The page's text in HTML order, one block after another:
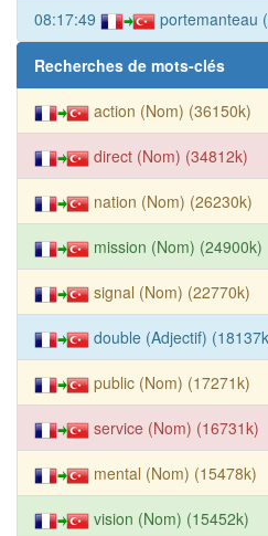
08:17:49 portemanteau
Recherches de mots-clés
action (Nom) (36150k)
direct (Nom) (34812k)
nation (Nom) (26230k)
mission (Nom) (24900k)
signal (Nom) (22770k)
double (Adjectif)
public (Nom) (17271k)
service (Nom) (16731k)
mental (Nom) (15478k)
vision (Nom) (15452k)